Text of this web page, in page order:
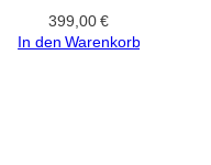
399,00€
In den Warenkorb